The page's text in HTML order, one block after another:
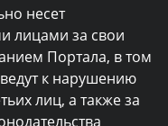
несет
лицами за свои
Портала, в том
к нарушению
лиц, а также за